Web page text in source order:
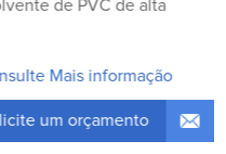
de PVC de alta
Mais informação
um orçamento